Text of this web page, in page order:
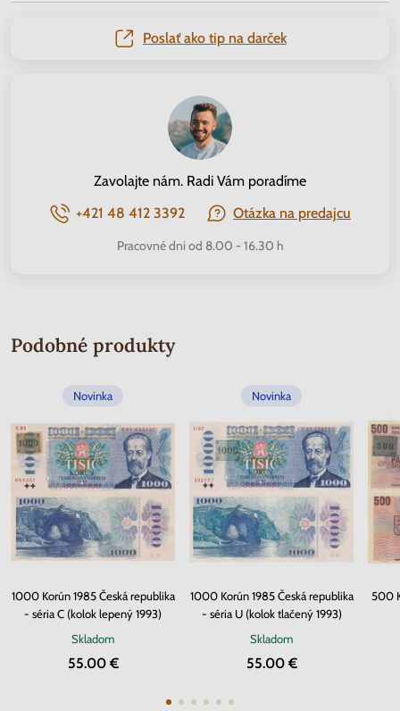
Poslať ako tip na darček
Zavolajte nám. Radi Vám poradíme
+421 48 412 3392
Otázka na predajcu
Pracovné dni od 8.00 - 16.30 h
Podobné produkty
Novinka
1000 Korún 1985 Česká republika
- séria C (kolok lepený 1993)
Skladom
55.00 €
Novinka
1000 Korún 1985 Česká republika
- séria U (kolok tlačený 1993)
Skladom
55.00 €
500